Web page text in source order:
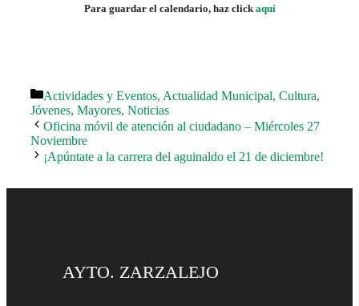
Para guardar el calendario, haz click aquí
Categorías
Actividades y Eventos, Actualidad Municipal, Cultura,
Jóvenes, Mayores, Noticias
Oficina móvil de atención al ciudadano – Miércoles 27
Noviembre
¡Apúntate a la carrera del aguinaldo el 21 de diciembre!
AYTO. ZARZALEJO